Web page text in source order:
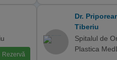
Rezervă
Dr.
Tiberiu
Spitalul de
Plastica